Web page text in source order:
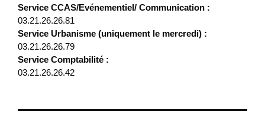
Service CCAS/Evénementiel/ Communication :
03.21.26.26.81
Service Urbanisme (uniquement le mercredi) :
03.21.26.26.79
Service Comptabilité :
03.21.26.26.42